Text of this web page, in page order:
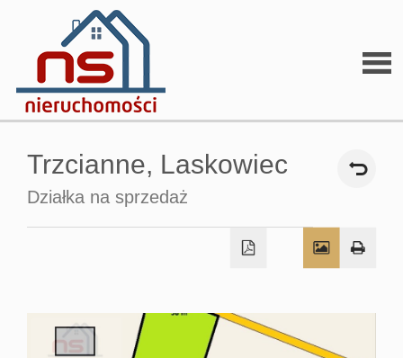
Trzcianne, Laskowiec
Działka na sprzedaż